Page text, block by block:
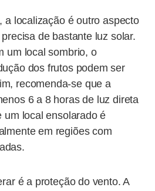
a localização é outro aspecto
de bastante luz solar.
um local sombrio, o
dos frutos podem ser
recomenda-se que a
6 a 8 horas de luz direta
um local ensolarado é
em regiões com
é a proteção do vento. A